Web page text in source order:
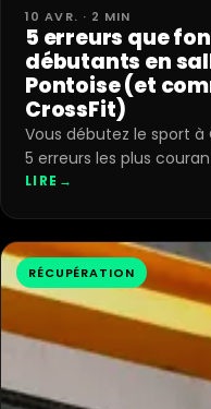
10 AVR. · 2 MIN
5 erreurs que
débutants en
Pontoise (et
CrossFit)
Vous débutez le sport
5 erreurs les plus
LIRE →
RÉCUPÉRATION